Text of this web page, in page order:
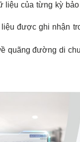
liệu của từng kỳ
được ghi nhận
quãng đường di